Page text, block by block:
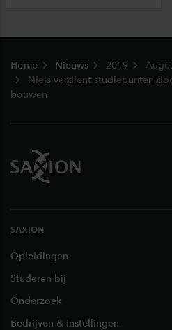
Home Nieuws 2019
Niels verdient studiepunten
bouwen
SAXION
Opleidingen
Studeren bij
Onderzoek
Bedrijven & Instellingen